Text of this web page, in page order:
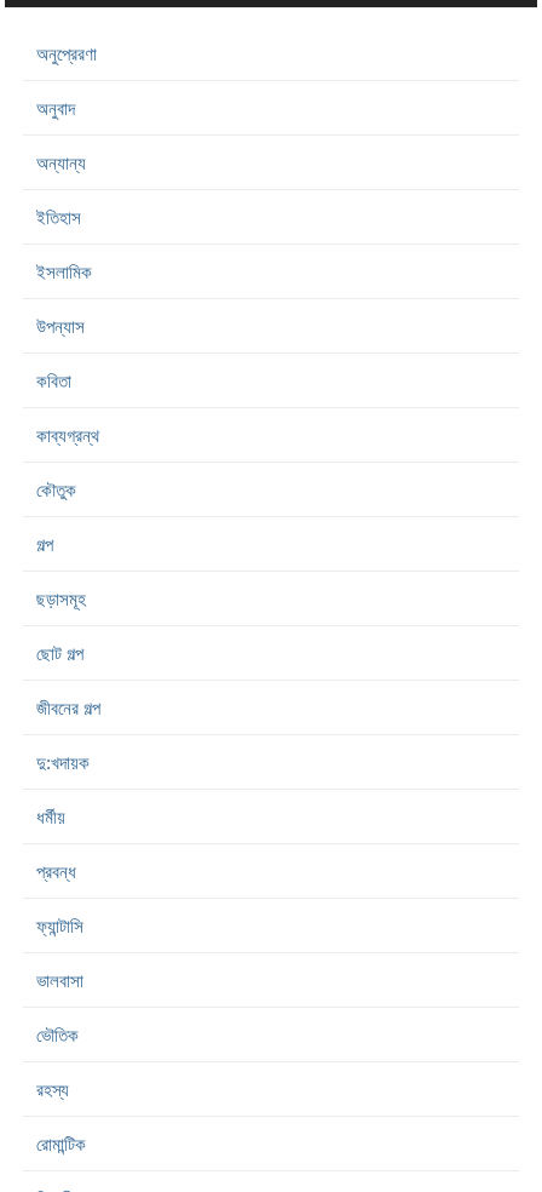
অনুপ্রেরণা
অনুবাদ
অন্যান্য
ইতিহাস
ইসলামিক
উপন্যাস
কবিতা
কাব্যগ্রন্থ
কৌতুক
গল্প
ছড়াসমূহ
ছোট গল্প
জীবনের গল্প
দু:খদায়ক
ধর্মীয়
প্রবন্ধ
ফ্যান্টাসি
ভালবাসা
ভৌতিক
রহস্য
রোমান্টিক